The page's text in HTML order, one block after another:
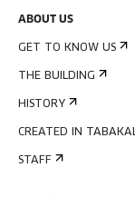
ABOUT US
GET TO KNOW US
THE BUILDING
HISTORY
CREATED IN
STAFF